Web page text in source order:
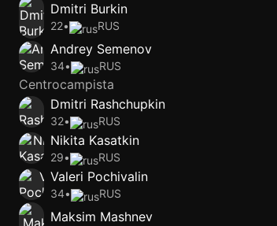
Dmitri Burkin
22• RUS
Andrey Semenov
34• RUS
Centrocampista
Dmitri Rashchupkin
32• RUS
Nikita Kasatkin
29• RUS
Valeri Pochivalin
34• RUS
Maksim Mashnev